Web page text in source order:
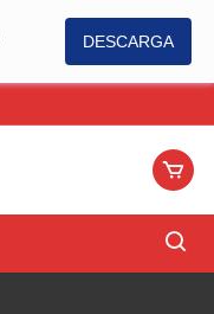
DESCARGA